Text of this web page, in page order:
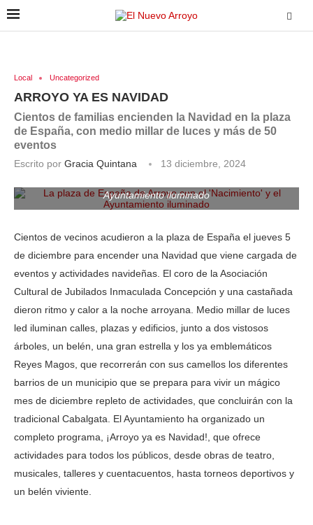
Local Uncategorized
ARROYO YA ES NAVIDAD
Cientos de familias encienden la Navidad en la plaza
de España, con medio millar de luces y más de 50
eventos
Escrito por Gracia Quintana
13 diciembre, 2024
Ayuntamiento iluminado
Cientos de vecinos acudieron a la plaza de España el jueves 5
de diciembre para encender una Navidad que viene cargada de
eventos y actividades navideñas. El coro de la Asociación
Cultural de Jubilados Inmaculada Concepción y una castañada
dieron ritmo y calor a la noche arroyana. Medio millar de luces
led iluminan calles, plazas y edificios, junto a dos vistosos
árboles, un belén, una gran estrella y los ya emblemáticos
Reyes Magos, que recorrerán con sus camellos los diferentes
barrios de un municipio que se prepara para vivir un mágico
mes de diciembre repleto de actividades, que concluirán con la
tradicional Cabalgata. El Ayuntamiento ha organizado un
completo programa, ¡Arroyo ya es Navidad!, que ofrece
actividades para todos los públicos, desde obras de teatro,
musicales, talleres y cuentacuentos, hasta torneos deportivos y
un belén viviente.